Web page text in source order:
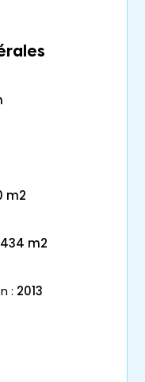
m2
434 m2
: 2013